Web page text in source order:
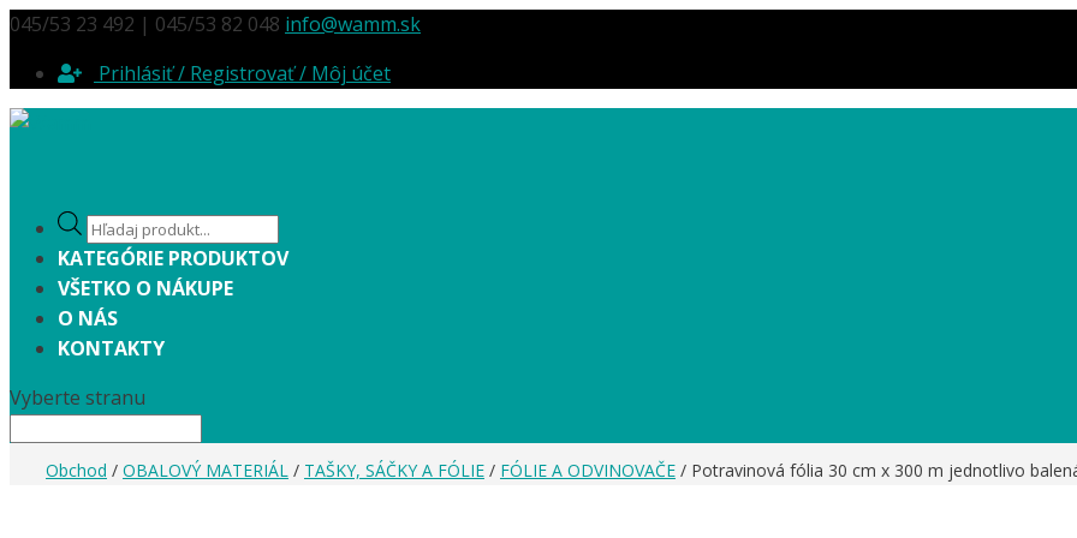
045/53 23 492 | 045/53 82 048 info@wamm.sk
Prihlásiť / Registrovať / Môj účet
Products
search
KATEGÓRIE PRODUKTOV
VŠETKO O NÁKUPE
O NÁS
KONTAKTY
Vyberte stranu
Obchod / OBALOVÝ MATERIÁL / TAŠKY, SÁČKY A FÓLIE / FÓLIE A ODVINOVAČE / Potravinová fólia 30 cm x 300 m jednotlivo